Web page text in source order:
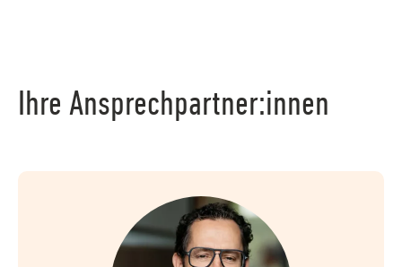
Ihre Ansprechpartner:innen